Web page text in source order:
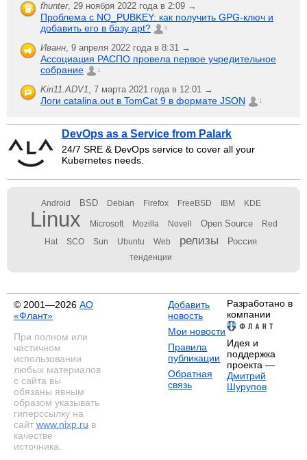
fhunter, 29 ноября 2022 года в 2:09 →
Проблема с NO_PUBKEY: как получить GPG-ключ и
добавить его в базу apt?
6
Иванн, 9 апреля 2022 года в 8:31 →
Ассоциация РАСПО провела первое учредительное
собрание
1
Kiri11.ADV1, 7 марта 2021 года в 12:01 →
Логи catalina.out в TomCat 9 в формате JSON 1
DevOps as a Service from Palark
24/7 SRE & DevOps service to cover all your
Kubernetes needs.
Android BSD Debian Firefox FreeBSD IBM KDE
Linux Microsoft Mozilla Novell Open Source Red
Hat SCO Sun Ubuntu Web релизы Россия
тенденции
© 2001—2026 АО
«Флант»
При полном или
частичном
использовании
любых материалов
с сайта вы
обязаны явным
образом указывать
гиперссылку на
сайт www.nixp.ru в
качестве
источника.
Добавить
новость
Мои новости
Правила
публикации
Обратная
связь
Разработано в
компании
Идея и
поддержка
проекта —
Дмитрий
Шурупов